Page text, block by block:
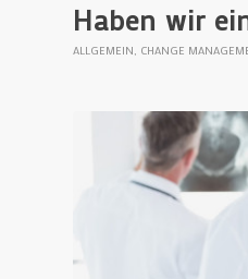
Haben wir
ALLGEMEIN, CHANGE